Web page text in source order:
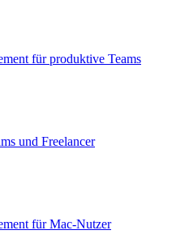
für produktive Teams
und Freelancer
für Mac-Nutzer